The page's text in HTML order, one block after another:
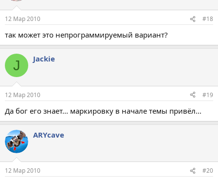
12 Мар 2010 #18
так может это непрограммируемый вариант?
J Jackie
12 Мар 2010 #19
Да бог его знает... маркировку в начале темы привёл...
ARYсave
12 Мар 2010 #20